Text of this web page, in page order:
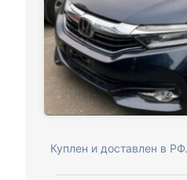
Куплен и доставлен в